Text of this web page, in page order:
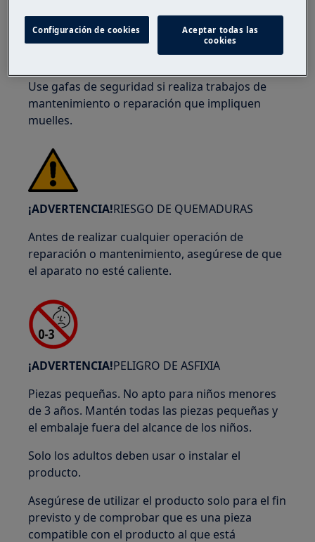
Use gafas de seguridad si realiza trabajos de
mantenimiento o reparación que impliquen
muelles.
¡ADVERTENCIA!RIESGO DE QUEMADURAS
Antes de realizar cualquier operación de
reparación o mantenimiento, asegúrese de que
el aparato no esté caliente.
¡ADVERTENCIA!PELIGRO DE ASFIXIA
Piezas pequeñas. No apto para niños menores
de 3 años. Mantén todas las piezas pequeñas y
el embalaje fuera del alcance de los niños.
Solo los adultos deben usar o instalar el
producto.
Asegúrese de utilizar el producto solo para el fin
previsto y de comprobar que es una pieza
compatible con el producto al que está
Configuración de cookies
Aceptar todas las
cookies